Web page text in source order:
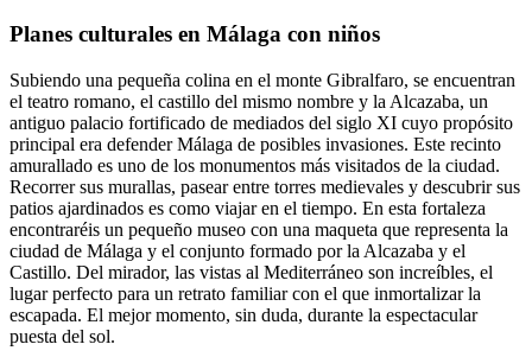
Planes culturales en Málaga con niños
Subiendo una pequeña colina en el monte Gibralfaro, se encuentran
el teatro romano, el castillo del mismo nombre y la Alcazaba, un
antiguo palacio fortificado de mediados del siglo XI cuyo propósito
principal era defender Málaga de posibles invasiones. Este recinto
amurallado es uno de los monumentos más visitados de la ciudad.
Recorrer sus murallas, pasear entre torres medievales y descubrir sus
patios ajardinados es como viajar en el tiempo. En esta fortaleza
encontraréis un pequeño museo con una maqueta que representa la
ciudad de Málaga y el conjunto formado por la Alcazaba y el
Castillo. Del mirador, las vistas al Mediterráneo son increíbles, el
lugar perfecto para un retrato familiar con el que inmortalizar la
escapada. El mejor momento, sin duda, durante la espectacular
puesta del sol.